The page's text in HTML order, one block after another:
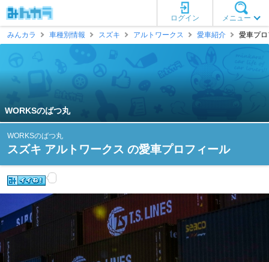
メニュー
ログイン
みんカラ
車種別情報 スズキ アルトワークス 愛車紹介 愛車プ
WORKSのばつ丸
WORKSのばつ丸
スズキ アルトワークス の愛車プロフィール